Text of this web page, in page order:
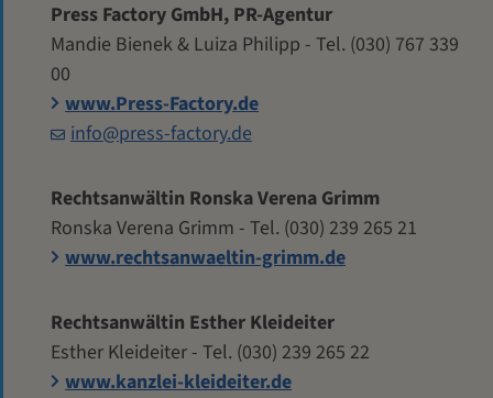
Press Factory GmbH, PR-Agentur
Mandie Bienek & Luiza Philipp - Tel. (030) 767 339
00
www.Press-Factory.de
info@press-factory.de
Rechtsanwältin Ronska Verena Grimm
Ronska Verena Grimm - Tel. (030) 239 265 21
www.rechtsanwaeltin-grimm.de
Rechtsanwältin Esther Kleideiter
Esther Kleideiter - Tel. (030) 239 265 22
www.kanzlei-kleideiter.de